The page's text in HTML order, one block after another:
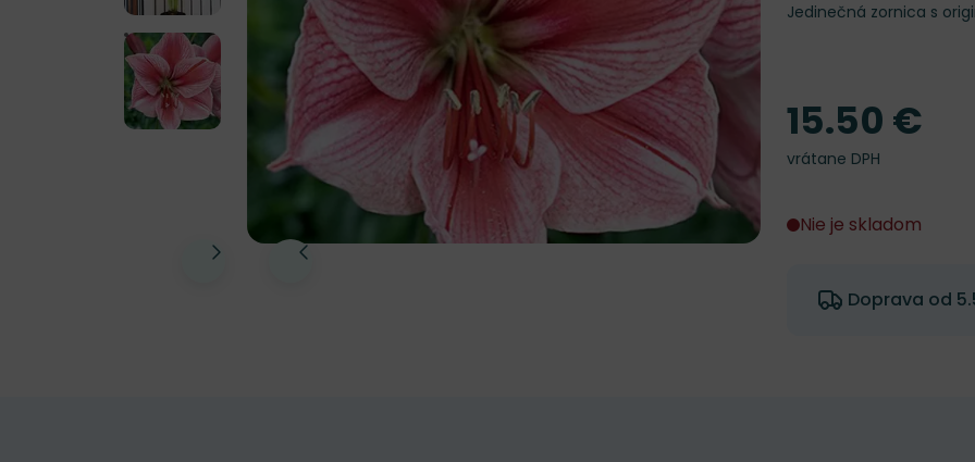
Jedinečná zornica s
Cena
15.50 €
vrátane DPH
Nie je skladom
Doprava od